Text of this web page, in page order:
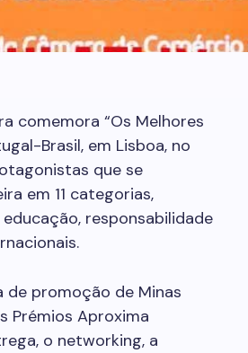
comemora “Os Melhores
Brasil, em Lisboa, no
que se
em 11 categorias,
responsabilidade
de promoção de Minas
Prémios Aproxima
o networking, a